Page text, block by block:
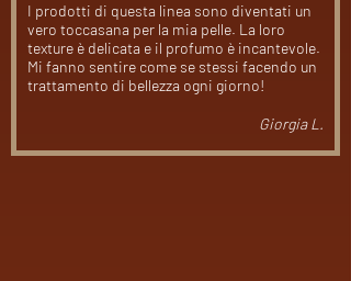
I prodotti di questa linea sono diventati un
vero toccasana per la mia pelle. La loro
texture è delicata e il profumo è incantevole.
Mi fanno sentire come se stessi facendo un
trattamento di bellezza ogni giorno!
Giorgia L.